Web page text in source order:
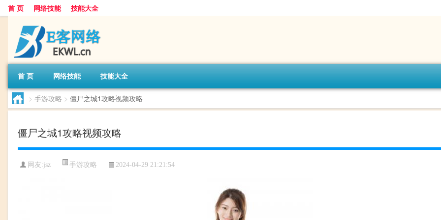
首 页 网络技能 技能大全
首 页 网络技能 技能大全
> 手游攻略 > 僵尸之城1攻略视频攻略
僵尸之城1攻略视频攻略
网友:jsz 手游攻略 2024-04-29 21:21:54